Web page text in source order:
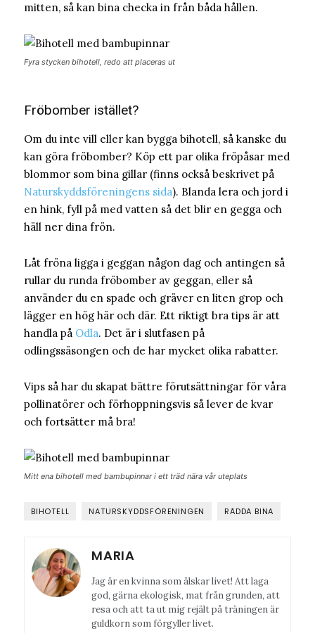
mitten, så kan bina checka in från båda hållen.
Fyra stycken bihotell, redo att placeras ut
Fröbomber istället?
Om du inte vill eller kan bygga bihotell, så kanske du
kan göra fröbomber? Köp ett par olika fröpåsar med
blommor som bina gillar (finns också beskrivet på
Naturskyddsföreningens sida). Blanda lera och jord i
en hink, fyll på med vatten så det blir en gegga och
häll ner dina frön.
Låt fröna ligga i geggan någon dag och antingen så
rullar du runda fröbomber av geggan, eller så
använder du en spade och gräver en liten grop och
lägger en hög här och där. Ett riktigt bra tips är att
handla på Odla. Det är i slutfasen på
odlingssäsongen och de har mycket olika rabatter.
Vips så har du skapat bättre förutsättningar för våra
pollinatörer och förhoppningsvis så lever de kvar
och fortsätter må bra!
Mitt ena bihotell med bambupinnar i ett träd nära vår uteplats
BIHOTELL NATURSKYDDSFÖRENINGEN RÄDDA BINA
MARIA
Jag är en kvinna som älskar livet! Att laga
god, gärna ekologisk, mat från grunden, att
resa och att ta ut mig rejält på träningen är
guldkorn som förgyller livet.